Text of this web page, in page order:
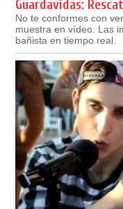
Guardavidas:
No te conformes con
muestra en vídeo. Las
bañista en tiempo real.